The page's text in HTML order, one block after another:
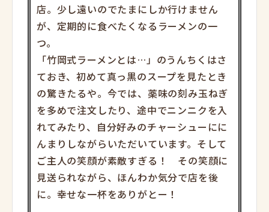
店。少し遠いのでたまにしか行けません
が、定期的に食べたくなるラーメンの一
つ。
「竹岡式ラーメンとは…」のうんちくはさ
ておき、初めて真っ黒のスープを見たとき
の驚きたるや。今では、薬味の刻み玉ねぎ
を多めで注文したり、途中でニンニクを入
れてみたり、自分好みのチャーシューにに
んまりしながらいただいています。そして
ご主人の笑顔が素敵すぎる！ その笑顔に
見送られながら、ほんわか気分で店を後
に。幸せな一杯をありがとー！